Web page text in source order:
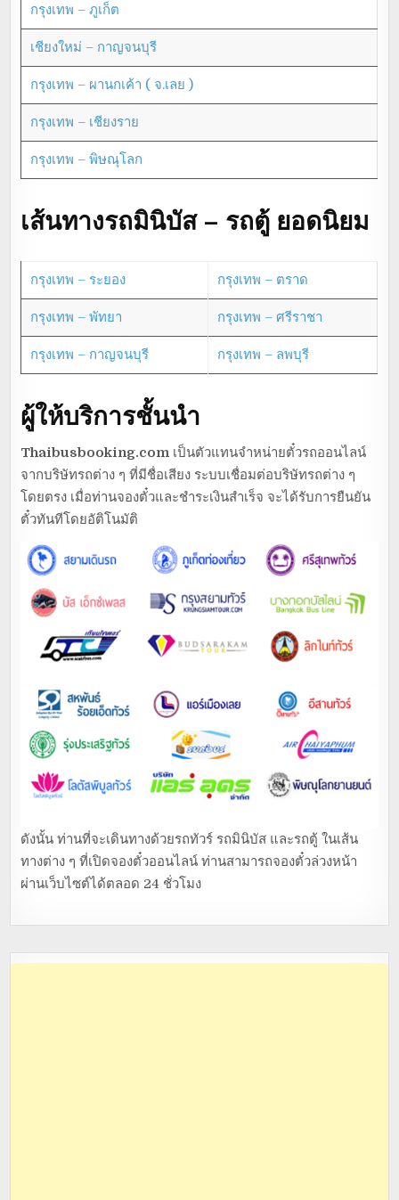
กรุงเทพ – ภูเก็ต
เชียงใหม่ – กาญจนบุรี
กรุงเทพ – ผานกเค้า ( จ.เลย )
กรุงเทพ – เชียงราย
กรุงเทพ – พิษณุโลก
เส้นทางรถมินิบัส – รถตู้ ยอดนิยม
กรุงเทพ – ระยอง กรุงเทพ – ตราด
กรุงเทพ – พัทยา กรุงเทพ – ศรีราชา
กรุงเทพ – กาญจนบุรี กรุงเทพ – ลพบุรี
ผู้ให้บริการชั้นนำ
Thaibusbooking.com เป็นตัวแทนจำหน่ายตั๋วรถออนไลน์
จากบริษัทรถต่าง ๆ ที่มีชื่อเสียง ระบบเชื่อมต่อบริษัทรถต่าง ๆ
โดยตรง เมื่อท่านจองตั๋วและชำระเงินสำเร็จ จะได้รับการยืนยัน
ตั๋วทันทีโดยอัติโนมัติ
ดังนั้น ท่านที่จะเดินทางด้วยรถทัวร์ รถมินิบัส และรถตู้ ในเส้น
ทางต่าง ๆ ที่เปิดจองตั๋วออนไลน์ ท่านสามารถจองตั๋วล่วงหน้า
ผ่านเว็บไซต์ได้ตลอด 24 ชั่วโมง